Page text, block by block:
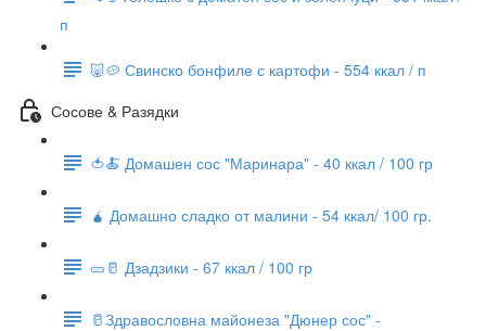
п
🐷🥔 Свинско бонфиле с картофи - 554 ккал / п
Сосове & Разядки
🍅🍝 Домашен сос "Маринара" - 40 ккал / 100 гр
🧉 Домашно сладко от малини - 54 ккал/ 100 гр.
🥒🥛 Дзадзики - 67 ккал / 100 гр
🥛Здравословна майонеза "Дюнер сос" -